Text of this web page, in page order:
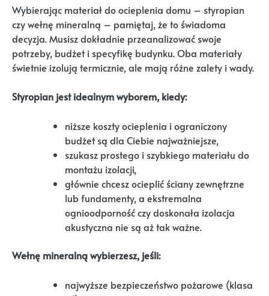
Wybierając materiał do ocieplenia domu – styropian
czy wełnę mineralną – pamiętaj, że to świadoma
decyzja. Musisz dokładnie przeanalizować swoje
potrzeby, budżet i specyfikę budynku. Oba materiały
świetnie izolują termicznie, ale mają różne zalety i wady.
Styropian jest idealnym wyborem, kiedy:
niższe koszty ocieplenia i ograniczony
budżet są dla Ciebie najważniejsze,
szukasz prostego i szybkiego materiału do
montażu izolacji,
głównie chcesz ocieplić ściany zewnętrzne
lub fundamenty, a ekstremalna
ognioodporność czy doskonała izolacja
akustyczna nie są aż tak ważne.
Wełnę mineralną wybierzesz, jeśli:
najwyższe bezpieczeństwo pożarowe (klasa